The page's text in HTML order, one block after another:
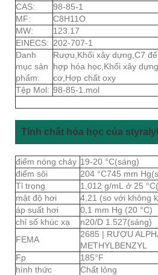
CAS:
98-85-1
MF:
C8H11O
MW:
123.17
EINECS: 202-707-1
Danh
mục sản
phẩm:
Rượu,Khối xây dựng,C7
hợp hóa học,Khối xây
cơ,Hợp chất oxy
Tệp Mol: 98-85-1.mol
Tính chất hóa học của
điểm nóng chảy 19-20 °C(sáng)
điểm sôi
204 °C745 mm
Tỉ trọng
1,012 g/mL ở 25
mật độ hơi
4,21 (so với không
áp suất hơi
0,1 mm Hg (20 °C)
chỉ số khúc xạ
n20/D 1.527(sáng)
FEMA
2685 | RƯỢU
METHYLBENZYL
Fp
185°F
hình thức
Chất lỏng